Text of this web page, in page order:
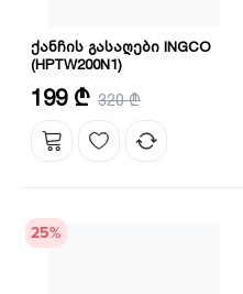
ქანჩის გასაღები INGCO
(HPTW200N1)
ზომა: 1/2 ინჩი
199 ₾ 320 ₾
25%